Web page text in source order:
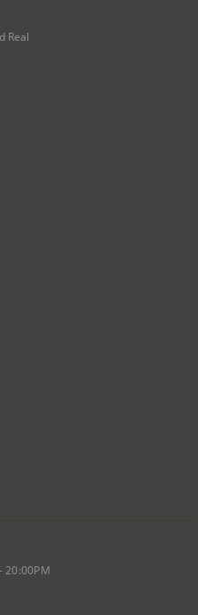
Real
20:00PM